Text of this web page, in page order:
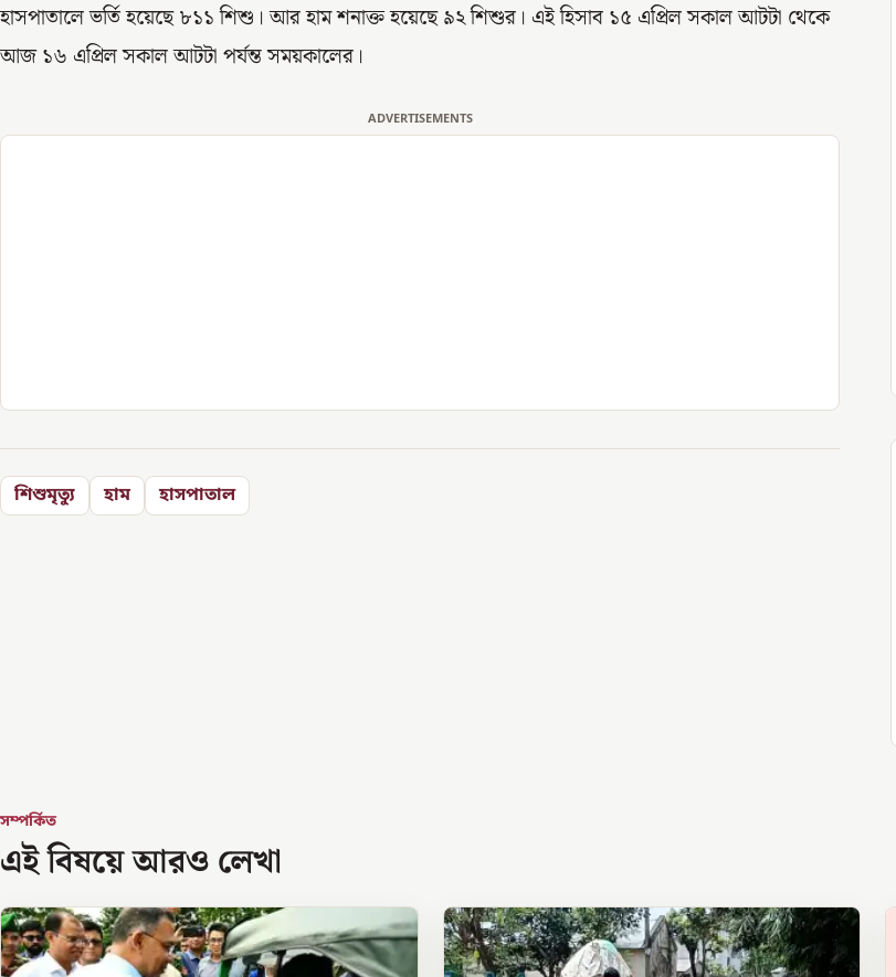
হাসপাতালে ভর্তি হয়েছে ৮১১ শিশু। আর হাম শনাক্ত হয়েছে ৯২ শিশুর। এই হিসাব ১৫ এপ্রিল সকাল আটটা থেকে
আজ ১৬ এপ্রিল সকাল আটটা পর্যন্ত সময়কালের।
ADVERTISEMENTS
শিশুমৃত্যু হাম হাসপাতাল
সম্পর্কিত
এই বিষয়ে আরও লেখা